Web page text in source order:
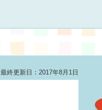
最終更新日：2017年8月1日